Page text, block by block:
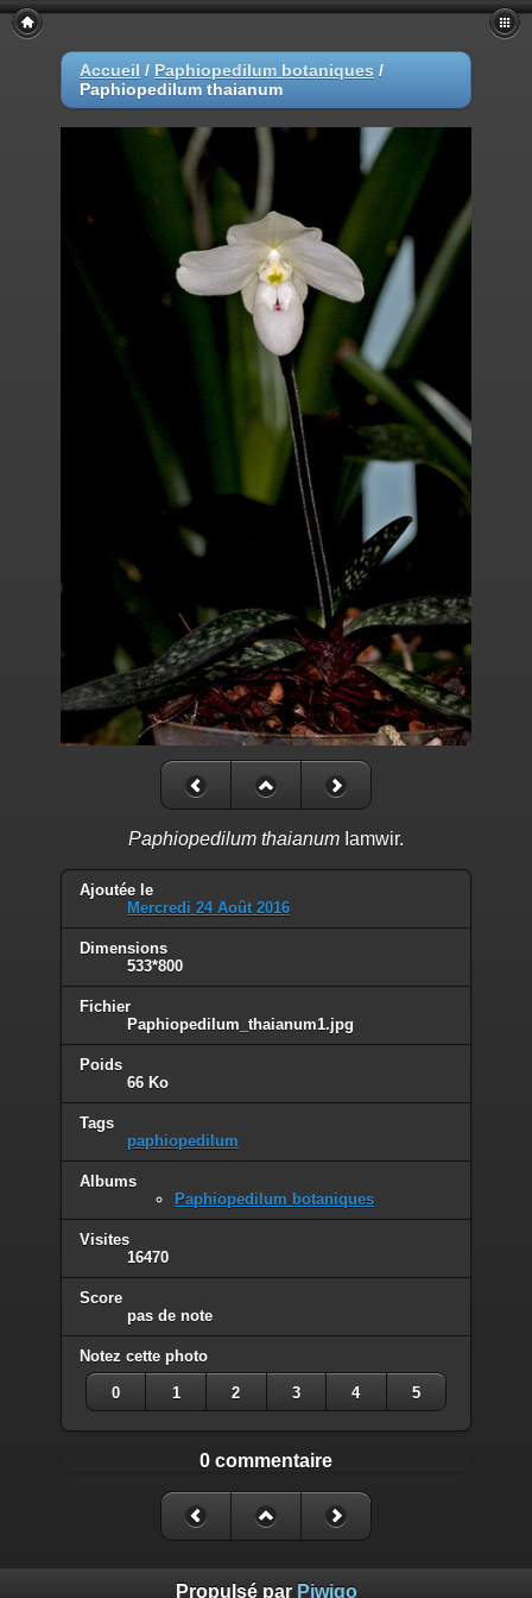
Accueil / Paphiopedilum botaniques /
Paphiopedilum thaianum
Paphiopedilum thaianum Iamwir.
Ajoutée le
Mercredi 24 Août 2016
Dimensions
533*800
Fichier
Paphiopedilum_thaianum1.jpg
Poids
66 Ko
Tags
paphiopedilum
Albums
Paphiopedilum botaniques
Visites
16470
Score
pas de note
Notez cette photo
0 1 2 3 4 5
0 commentaire
Propulsé par Piwigo